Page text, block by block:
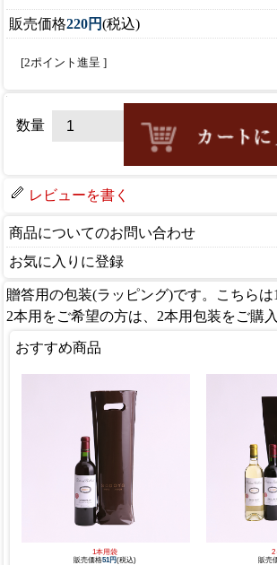
販売価格220円(税込)
[2ポイント進呈 ]
数量
レビューを書く
商品についてのお問い合わせ
お気に入りに登録
贈答用の包装(ラッピング)です。こちらは
2本用をご希望の方は、2本用包装をご購
おすすめ商品
1本用袋
販売価格51円(税込)
2
販売